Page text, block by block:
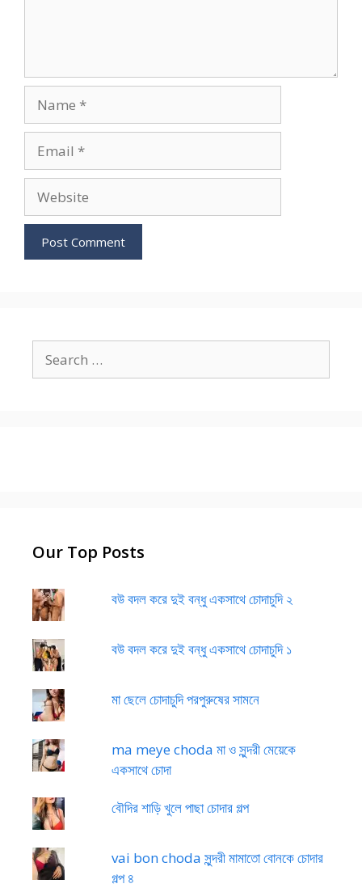
for:
Our Top Posts
বউ বদল করে দুই বন্ধু একসাথে চোদাচুদি ২
বউ বদল করে দুই বন্ধু একসাথে চোদাচুদি ১
মা ছেলে চোদাচুদি পরপুরুষের সামনে
ma meye choda মা ও সুন্দরী মেয়েকে
একসাথে চোদা
বৌদির শাড়ি খুলে পাছা চোদার গল্প
vai bon choda সুন্দরী মামাতো বোনকে চোদার
গল্প ৪